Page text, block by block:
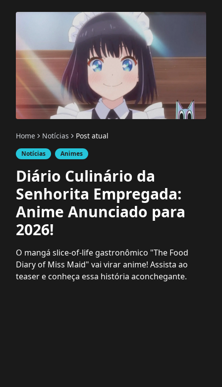
Home Notícias Post atual
Notícias Animes
Diário Culinário da
Senhorita Empregada:
Anime Anunciado para
2026!
O mangá slice-of-life gastronômico "The Food
Diary of Miss Maid" vai virar anime! Assista ao
teaser e conheça essa história aconchegante.